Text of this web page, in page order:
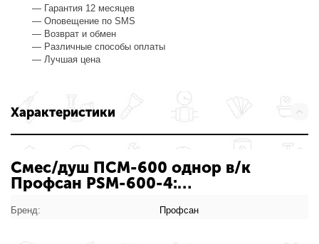
— Гарантия 12 месяцев
— Оповещение по SMS
— Возврат и обмен
— Различные способы оплаты
— Лучшая цена
Характеристики
Смес/душ ПСМ-600 однор в/к
Профсан PSM-600-4:
Бренд: Профсан